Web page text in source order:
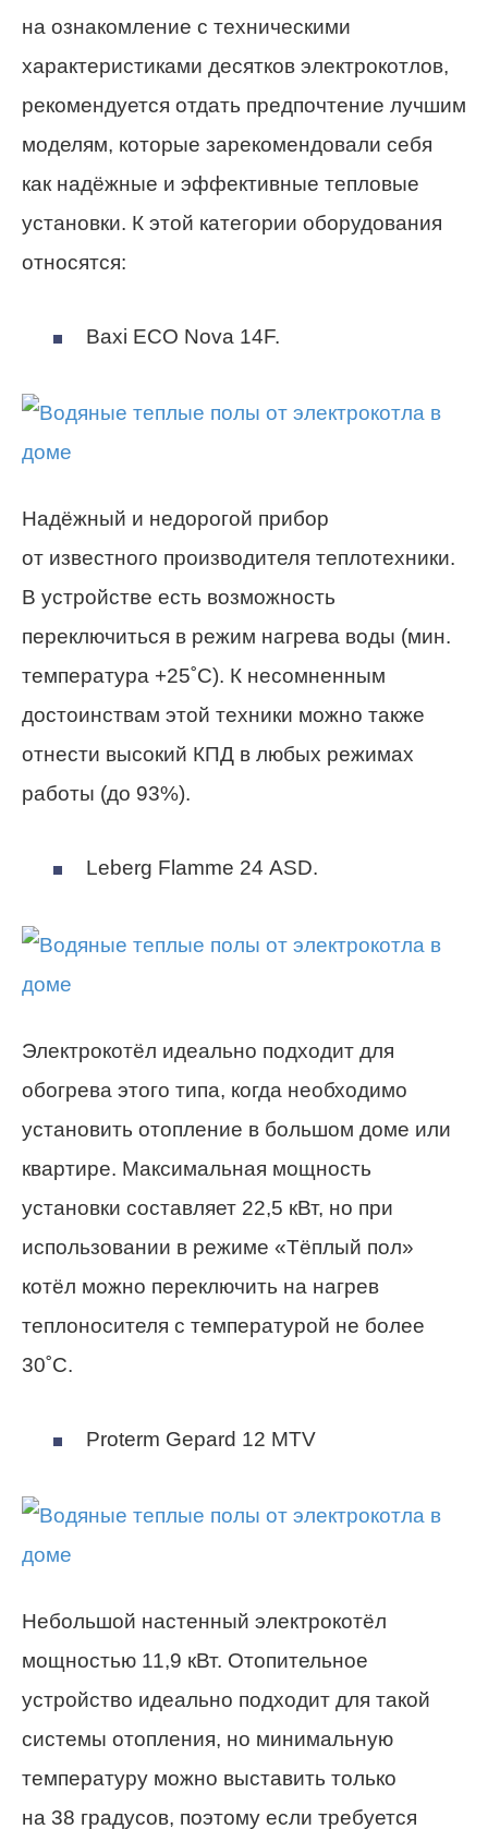
на ознакомление с техническими
характеристиками десятков электрокотлов,
рекомендуется отдать предпочтение лучшим
моделям, которые зарекомендовали себя
как надёжные и эффективные тепловые
установки. К этой категории оборудования
относятся:
Baxi ECO Nova 14F.
Надёжный и недорогой прибор
от известного производителя теплотехники.
В устройстве есть возможность
переключиться в режим нагрева воды (мин.
температура +25˚С). К несомненным
достоинствам этой техники можно также
отнести высокий КПД в любых режимах
работы (до 93%).
Leberg Flamme 24 ASD.
Электрокотёл идеально подходит для
обогрева этого типа, когда необходимо
установить отопление в большом доме или
квартире. Максимальная мощность
установки составляет 22,5 кВт, но при
использовании в режиме «Тёплый пол»
котёл можно переключить на нагрев
теплоносителя с температурой не более
30˚С.
Proterm Gepard 12 MTV
Небольшой настенный электрокотёл
мощностью 11,9 кВт. Отопительное
устройство идеально подходит для такой
системы отопления, но минимальную
температуру можно выставить только
на 38 градусов, поэтому если требуется